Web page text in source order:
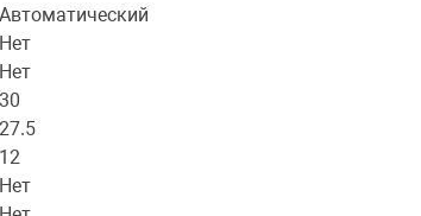
Автоматический
Нет
Нет
30
27.5
12
Нет